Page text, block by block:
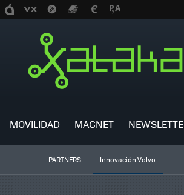
MOVILIDAD MAGNET
PARTNERS Innovación Volvo